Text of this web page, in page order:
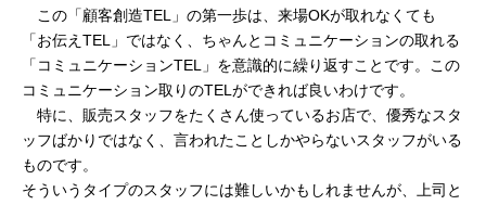
この「顧客創造TEL」の第一歩は、来場OKが取れなくても
「お伝えTEL」ではなく、ちゃんとコミュニケーションの取れる
「コミュニケーションTEL」を意識的に繰り返すことです。この
コミュニケーション取りのTELができれば良いわけです。
特に、販売スタッフをたくさん使っているお店で、優秀なスタ
ッフばかりではなく、言われたことしかやらないスタッフがいる
ものです。
そういうタイプのスタッフには難しいかもしれませんが、上司と